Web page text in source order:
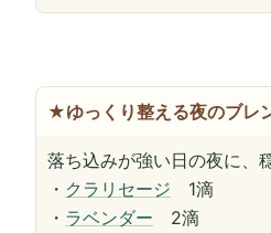
★ゆっくり整える夜のブレ
落ち込みが強い日の夜に、
・ クラリセージ 1滴
・ ラベンダー 2滴